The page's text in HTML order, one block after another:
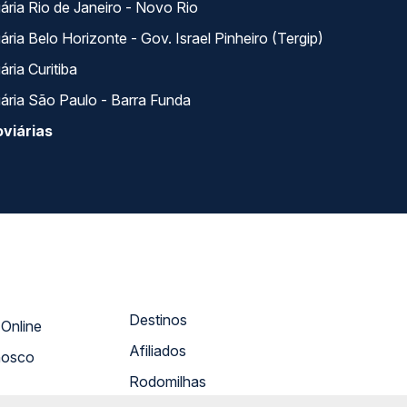
Rio de Janeiro - Novo Rio
Belo Horizonte - Gov. Israel Pinheiro (Tergip)
Curitiba
São Paulo - Barra Funda
Atendimento Online
Destinos
Afiliados
Rodomilhas